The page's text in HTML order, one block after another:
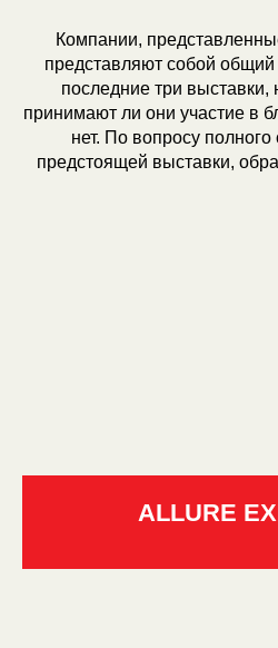
Компании,
представляют собой общий
последние три выставки,
принимают ли они участие в
нет. По вопросу полного
предстоящей выставки,
ALLURE